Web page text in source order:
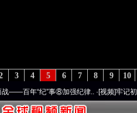
10
9
8
7
6
5
4
3
加强纪律..·[视频]牢记初心使命 奋进复兴